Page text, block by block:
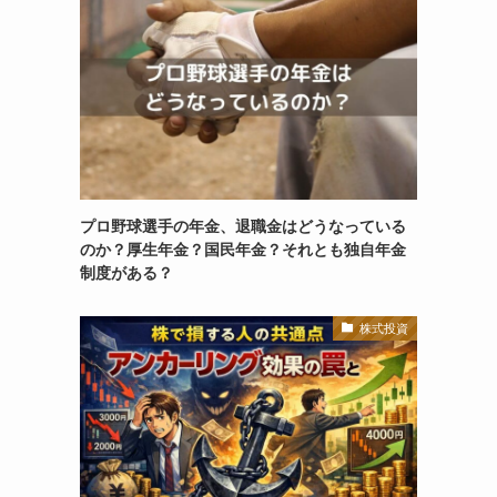
プロ野球選手の年金、退職金はどうなっている
のか？厚生年金？国民年金？それとも独自年金
制度がある？
株式投資